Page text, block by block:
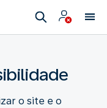
o site e o